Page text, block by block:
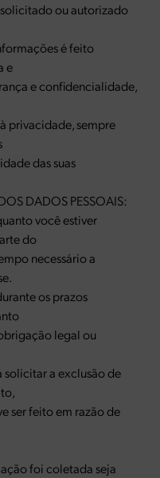
ou autorizado
é feito
e
e confidencialidade,
privacidade, sempre
das suas
DADOS PESSOAIS:
você estiver
do
necessário a
os prazos
legal ou
a exclusão de
ser feito em razão de
foi coletada seja